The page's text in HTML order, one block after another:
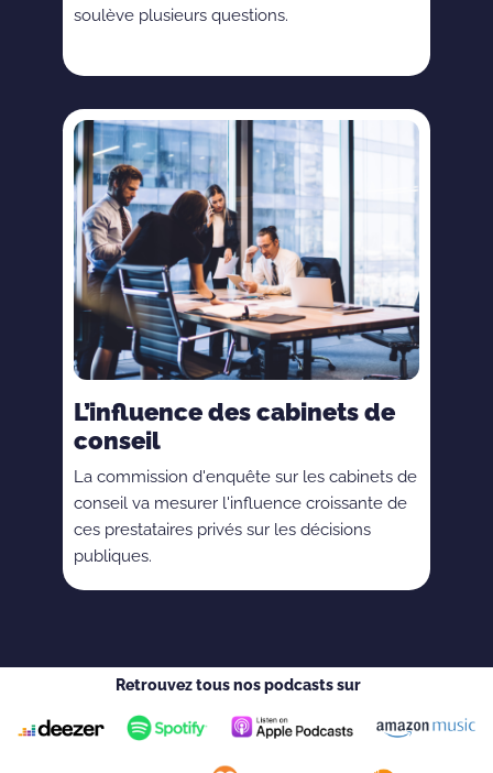
soulève plusieurs questions.
L’influence des cabinets de
conseil
La commission d'enquête sur les cabinets de
conseil va mesurer l'influence croissante de
ces prestataires privés sur les décisions
publiques.
Retrouvez tous nos podcasts sur